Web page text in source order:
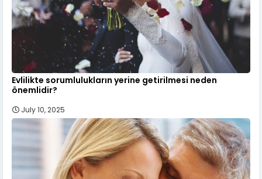
Evlilikte sorumlulukların yerine getirilmesi neden
önemlidir?
July 10, 2025